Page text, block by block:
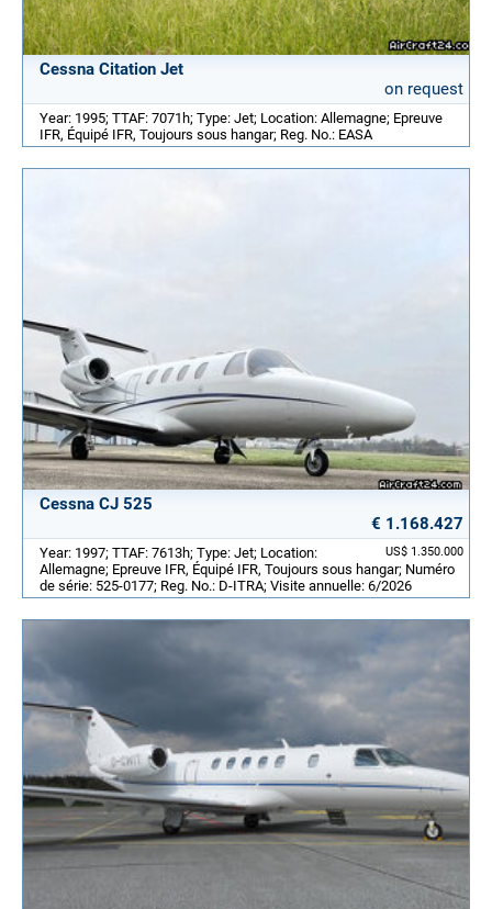
Cessna Citation Jet
on request
Year: 1995; TTAF: 7071h; Type: Jet; Location: Allemagne; Epreuve
IFR, Équipé IFR, Toujours sous hangar; Reg. No.: EASA
Cessna CJ 525
€ 1.168.427
US$ 1.350.000
Year: 1997; TTAF: 7613h; Type: Jet; Location:
Allemagne; Epreuve IFR, Équipé IFR, Toujours sous hangar; Numéro
de série: 525-0177; Reg. No.: D-ITRA; Visite annuelle: 6/2026